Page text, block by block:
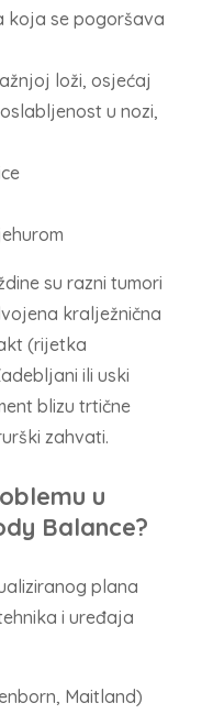
koja se pogoršava
loži, osjećaj
u nozi,
su razni tumori
kralježnična
(rijetka
ili uski
blizu trtične
zahvati.
u
Balance?
plana
i uređaja
Maitland)